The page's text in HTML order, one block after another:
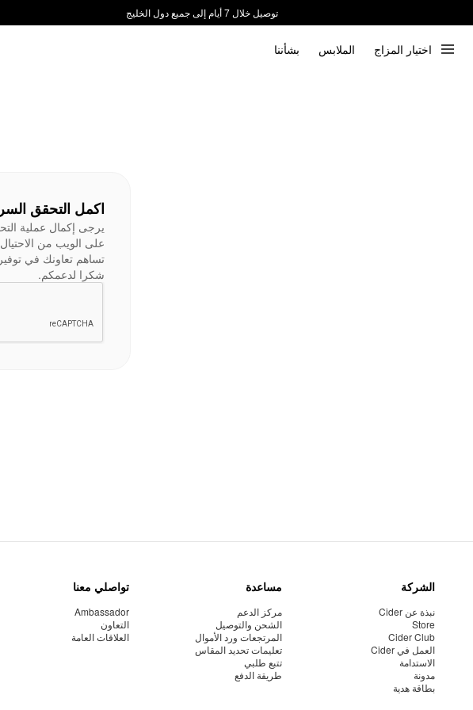
توصيل خلال 7 أيام إلى جميع دول الخليج
اختيار المزاج الملابس بشأننا
اكمل التحقق
يرجى إكمال عملية
على الويب من
تساهم تعاونك في
شكرا لدعمكم.
الشركة
نبذة عن Cider
Store
Cider Club
العمل في Cider
الاستدامة
مدونة
بطاقة هدية
مساعدة
مركز الدعم
الشحن والتوصيل
المرتجعات ورد الأموال
تعليمات تحديد المقاس
تتبع طلبي
طريقة الدفع
تواصلي معنا
Ambassador
التعاون
العلاقات العامة